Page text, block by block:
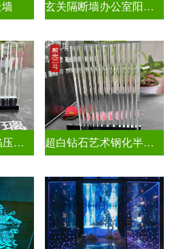
玄关隔断墙办公室阳台挡门山水画背景墙玻璃
大小灯芯木纹火焰压花玻璃 超白钻石艺术钢化半透明压花玻璃